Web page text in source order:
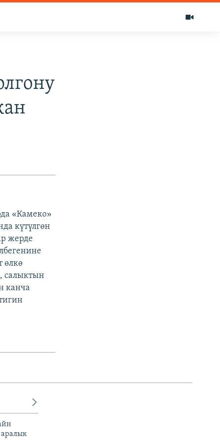
«Камеко»
күтүлгөн
жерде
өлкө
салыктын
канча